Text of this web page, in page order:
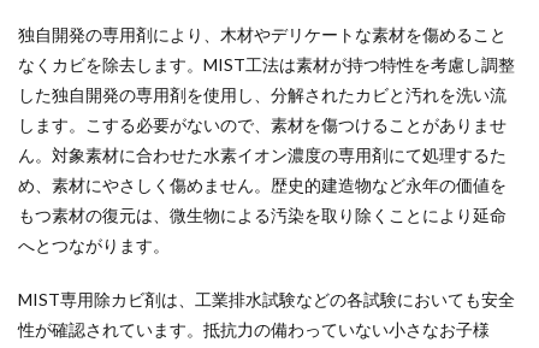
独自開発の専用剤により、木材やデリケートな素材を傷めること
なくカビを除去します。MIST工法は素材が持つ特性を考慮し調整
した独自開発の専用剤を使用し、分解されたカビと汚れを洗い流
します。こする必要がないので、素材を傷つけることがありませ
ん。対象素材に合わせた水素イオン濃度の専用剤にて処理するた
め、素材にやさしく傷めません。歴史的建造物など永年の価値を
もつ素材の復元は、微生物による汚染を取り除くことにより延命
へとつながります。
MIST専用除カビ剤は、工業排水試験などの各試験においても安全
性が確認されています。抵抗力の備わっていない小さなお子様